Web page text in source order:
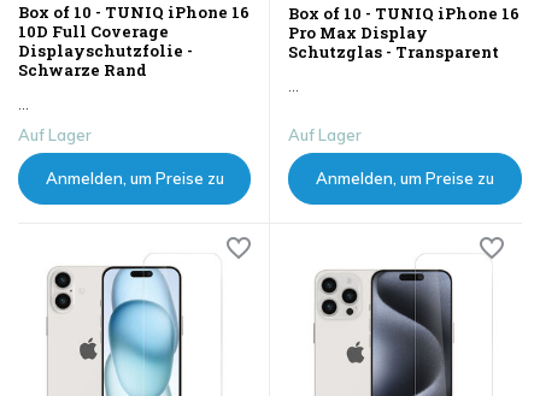
Box of 10 - TUNIQ iPhone 16
10D Full Coverage
Displayschutzfolie -
Schwarze Rand
...
Auf Lager
Anmelden, um Preise zu
Box of 10 - TUNIQ iPhone 16
Pro Max Display
Schutzglas - Transparent
Auf Lager
Anmelden, um Preise zu